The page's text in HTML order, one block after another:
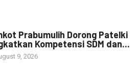
Prabumulih Dorong Patelki
Kompetensi SDM dan...
9, 2026